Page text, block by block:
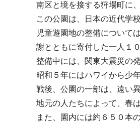
南区と境を接する狩場町に
この公園は、日本の近代学
児童遊園地の整備について
謝とともに寄付した一人１
整備中には、関東大震災の
昭和５年にはハワイから少
戦後、公園の一部は、遠い
地元の人たちによって、春
また、園内には約６５０本